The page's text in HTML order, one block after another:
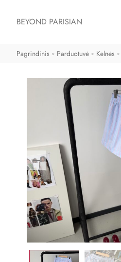
BEYOND PARISIAN
Pagrindinis > Parduotuvė > Kelnės >